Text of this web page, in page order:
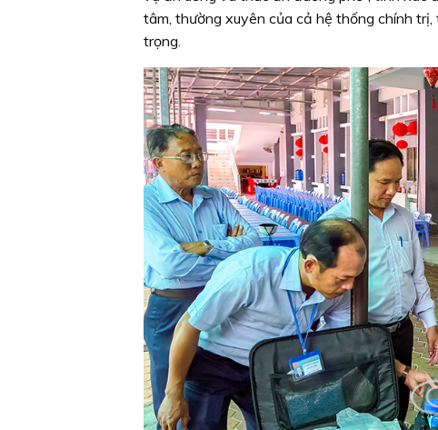
tâm, thường xuyên của cả hệ thống chính
trọng.